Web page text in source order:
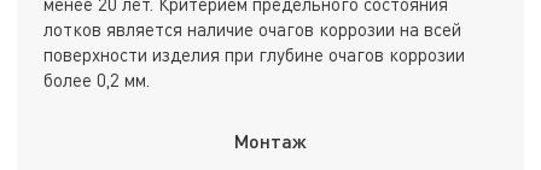
лотков является наличие очагов коррозии на всей
поверхности изделия при глубине очагов коррозии
более 0,2 мм.
Монтаж